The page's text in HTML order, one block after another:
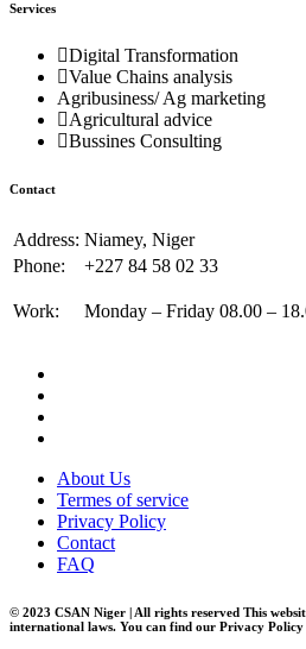
Services
Digital Transformation
Value Chains analysis
Agribusiness/ Ag marketing
Agricultural advice
Bussines Consulting
Contact
Address: Niamey, Niger
Phone:
+227 84 58 02 33
Work: Monday – Friday 08.00 –
About Us
Termes of service
Privacy Policy
Contact
FAQ
© 2023 CSAN Niger | All rights reserved This
international laws. You can find our Privacy Policy